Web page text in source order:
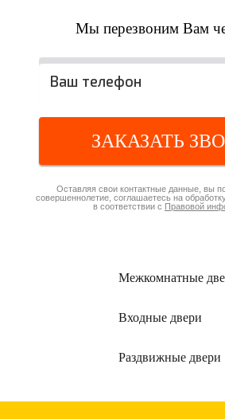
Мы перезвоним Вам
ЗАКАЗАТЬ
Оставляя свои контактные данные, вы
совершеннолетие, соглашаетесь на
в соответствии с Правовой
Межкомнатные
Входные двери
Раздвижные двери